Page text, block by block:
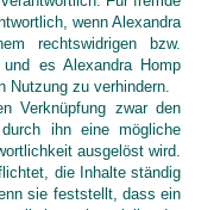
wenn Alexandra
rechtswidrigen bzw.
es Alexandra Homp
Nutzung zu verhindern.
Verknüpfung zwar den
ihn eine mögliche
ausgelöst wird.
die Inhalte ständig
sie feststellt, dass ein